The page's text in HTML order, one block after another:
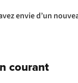
envie d’un
courant